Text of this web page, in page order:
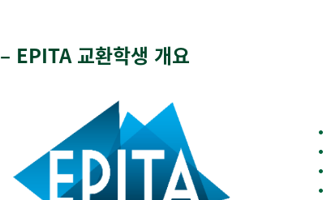
– EPITA 교환학생 개요
•
•
•
•